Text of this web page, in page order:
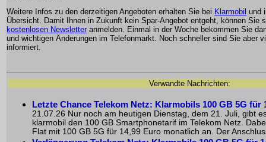
Weitere Infos zu den derzeitigen Angeboten erhalten Sie bei Klarmobil und
Übersicht. Damit Ihnen in Zukunft kein Spar-Angebot entgeht, können Sie
kostenlosen Newsletter anmelden. Einmal in der Woche bekommen Sie
und wichtigen Änderungen im Telefonmarkt. Noch schneller sind Sie aber
informiert.
Verwandte Nachrichten:
Letzte Chance Telekom Netz: Klarmobils 100 GB 5G für
21.07.26 Nur noch am heutigen Dienstag, dem 21. Juli, gibt
klarmobil den 100 GB Smartphonetarif im Telekom Netz.
Flat mit 100 GB 5G für 14,99 Euro monatlich an. Der